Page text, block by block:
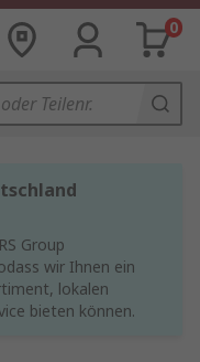
0
Group
wir Ihnen ein
lokalen
bieten können.